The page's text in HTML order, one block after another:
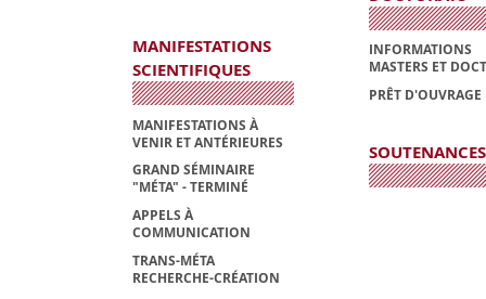
MANIFESTATIONS
SCIENTIFIQUES
MANIFESTATIONS À
VENIR ET ANTÉRIEURES
GRAND SÉMINAIRE
"MÉTA" - TERMINÉ
APPELS À
COMMUNICATION
TRANS-MÉTA
RECHERCHE-CRÉATION
INFORMATIONS
MASTERS ET
PRÊT D'OUVRAGE
SOUTENANCES